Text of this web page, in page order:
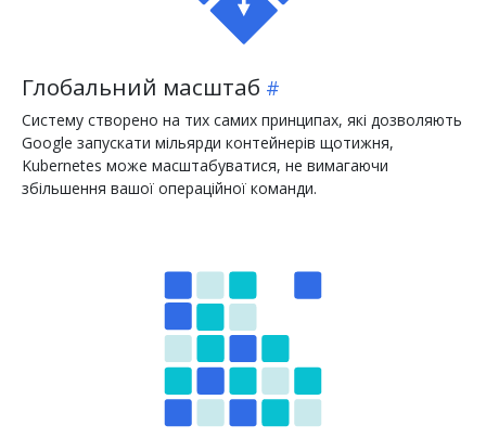
Глобальний масштаб
Систему створено на тих самих принципах, які дозволяють
Google запускати мільярди контейнерів щотижня,
Kubernetes може масштабуватися, не вимагаючи
збільшення вашої операційної команди.